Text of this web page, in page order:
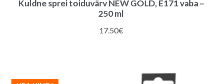
Kuldne sprei toiduvärv NEW GOLD, E171 vaba –
250 ml
17.50€